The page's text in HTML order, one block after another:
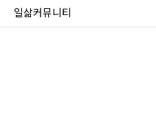
일삶커뮤니티